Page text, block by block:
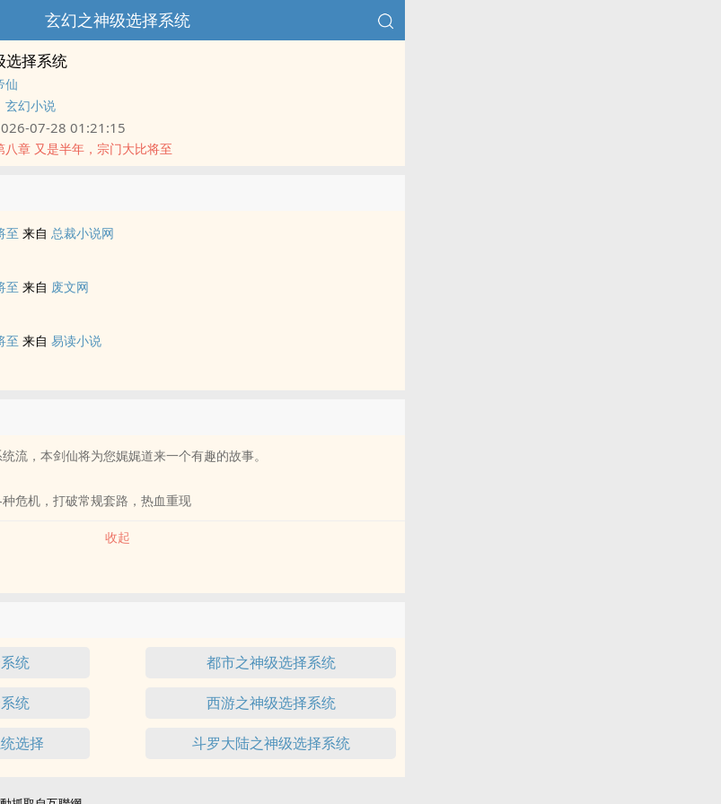
玄幻之神级选择系统
选择系统
仙
玄幻小说
07-28 01:21:15
八章 又是半年，宗门大比将至
至 来自 总裁小说网
至 来自 废文网
至 来自 易读小说
流，本剑仙将为您娓娓道来一个有趣的故事。
危机，打破常规套路，热血重现
收起
统 都市之神级选择系统
统 西游之神级选择系统
选择 斗罗大陆之神级选择系统